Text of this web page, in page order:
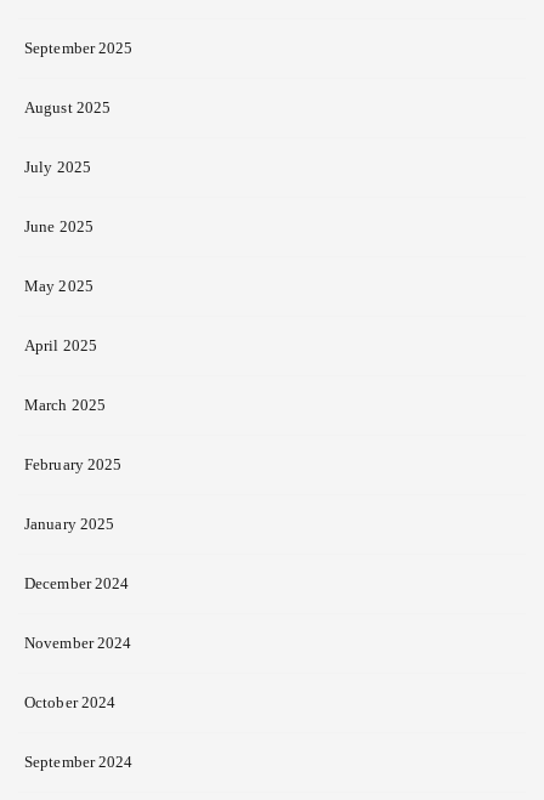
September 2025
August 2025
July 2025
June 2025
May 2025
April 2025
March 2025
February 2025
January 2025
December 2024
November 2024
October 2024
September 2024